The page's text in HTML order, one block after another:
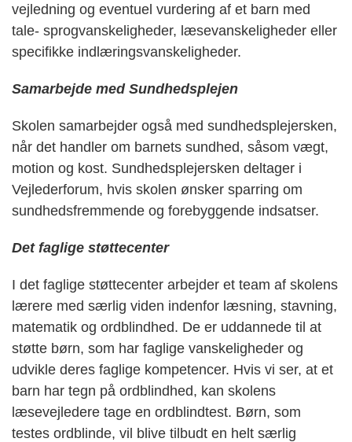
vejledning og eventuel vurdering af et barn med
tale- sprogvanskeligheder, læsevanskeligheder eller
specifikke indlæringsvanskeligheder.
Samarbejde med Sundhedsplejen
Skolen samarbejder også med sundhedsplejersken,
når det handler om barnets sundhed, såsom vægt,
motion og kost. Sundhedsplejersken deltager i
Vejlederforum, hvis skolen ønsker sparring om
sundhedsfremmende og forebyggende indsatser.
Det faglige støttecenter
I det faglige støttecenter arbejder et team af skolens
lærere med særlig viden indenfor læsning, stavning,
matematik og ordblindhed. De er uddannede til at
støtte børn, som har faglige vanskeligheder og
udvikle deres faglige kompetencer. Hvis vi ser, at et
barn har tegn på ordblindhed, kan skolens
læsevejledere tage en ordblindtest. Børn, som
testes ordblinde, vil blive tilbudt en helt særlig